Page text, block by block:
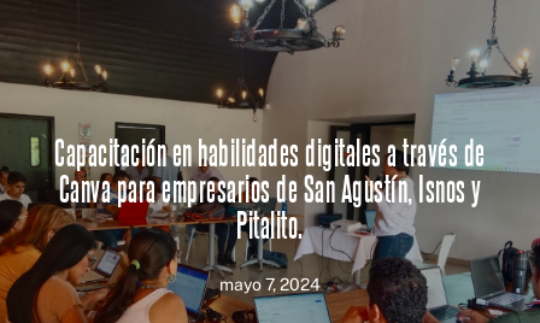
Capacitación en habilidades digitales a través de
Canva para empresarios de San Agustín, Isnos y
Pitalito.
mayo 7, 2024
Contacto